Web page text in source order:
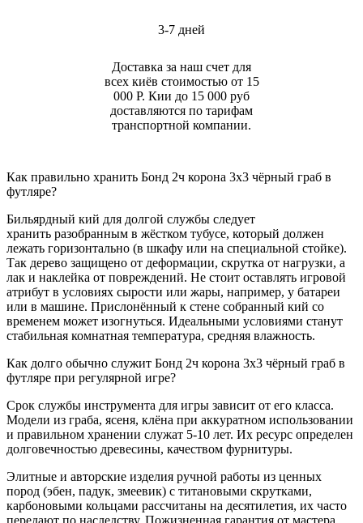
3-7 дней
Доставка за наш счет для
всех киёв стоимостью от 15
000 Р. Кии до 15 000 руб
доставляются по тарифам
транспортной компании.
Как правильно хранить Бонд 2ч корона 3х3 чёрный граб в
футляре?
Бильярдный кий для долгой службы следует
хранить разобранным в жёстком тубусе, который должен
лежать горизонтально (в шкафу или на специальной стойке).
Так дерево защищено от деформации, скрутка от нагрузки, а
лак и наклейка от повреждений. Не стоит оставлять игровой
атрибут в условиях сырости или жары, например, у батареи
или в машине. Прислонённый к стене собранный кий со
временем может изогнуться. Идеальными условиями станут
стабильная комнатная температура, средняя влажность.
Как долго обычно служит Бонд 2ч корона 3х3 чёрный граб в
футляре при регулярной игре?
Срок службы инструмента для игры зависит от его класса.
Модели из граба, ясеня, клёна при аккуратном использовании
и правильном хранении служат 5-10 лет. Их ресурс определен
долговечностью древесины, качеством фурнитуры.
Элитные и авторские изделия ручной работы из ценных
пород (эбен, падук, змеевик) с титановыми скрутками,
карбоновыми кольцами рассчитаны на десятилетия, их часто
передают по наследству. Пожизненная гарантия от мастера